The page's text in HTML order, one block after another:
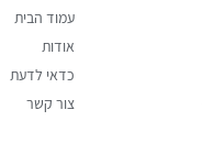
עמוד הבית
אודות
כדאי לדעת
צור קשר